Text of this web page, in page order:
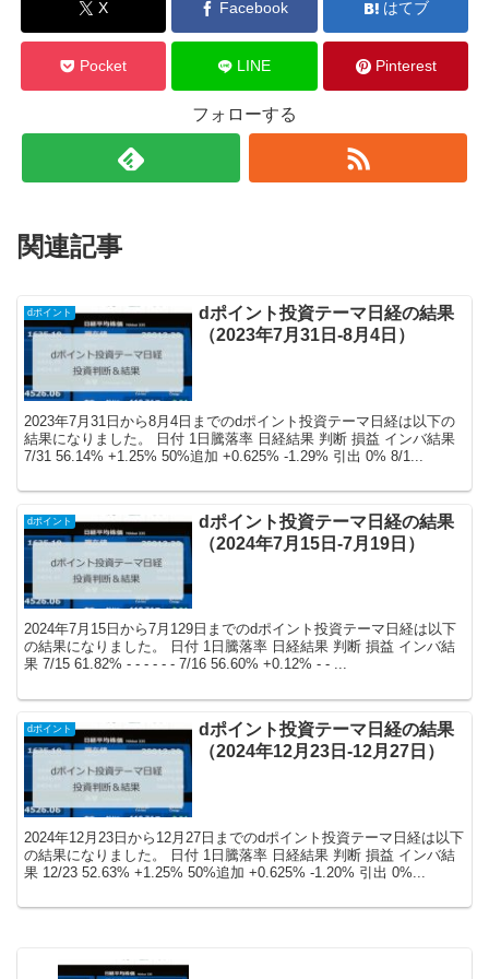
X Facebook はてブ
Pocket LINE Pinterest
フォローする
関連記事
dポイント
dポイント投資テーマ日経の結果
（2023年7月31日-8月4日）
2023年7月31日から8月4日までのdポイント投資テーマ日経は以下の
結果になりました。 日付 1日騰落率 日経結果 判断 損益 インバ結果
7/31 56.14% +1.25% 50%追加 +0.625% -1.29% 引出 0% 8/1...
dポイント
dポイント投資テーマ日経の結果
（2024年7月15日-7月19日）
2024年7月15日から7月129日までのdポイント投資テーマ日経は以下
の結果になりました。 日付 1日騰落率 日経結果 判断 損益 インバ結
果 7/15 61.82% - - - - - - 7/16 56.60% +0.12% - - ...
dポイント
dポイント投資テーマ日経の結果
（2024年12月23日-12月27日）
2024年12月23日から12月27日までのdポイント投資テーマ日経は以下
の結果になりました。 日付 1日騰落率 日経結果 判断 損益 インバ結
果 12/23 52.63% +1.25% 50%追加 +0.625% -1.20% 引出 0%...